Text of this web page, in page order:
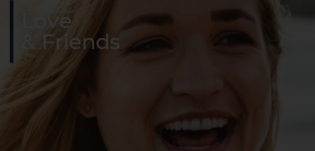
Love
& Friends